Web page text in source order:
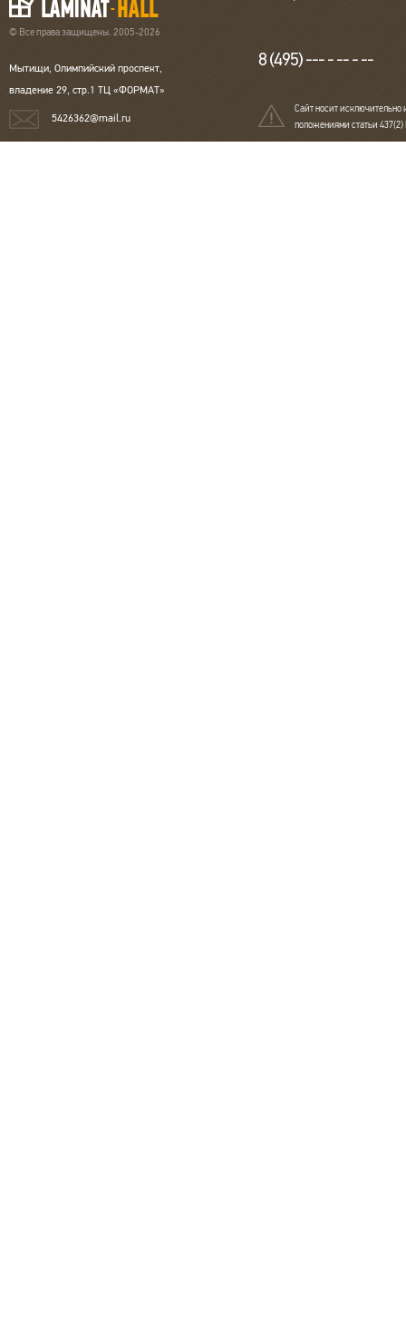
© Все права защищены. 2005-2026
Мытищи, Олимпийский проспект,
владение 29, стр.1 ТЦ «ФОРМАТ»
5426362@mail.ru
8 (495) --- - -- - --
Сайт носит исключительно
положениями статьи